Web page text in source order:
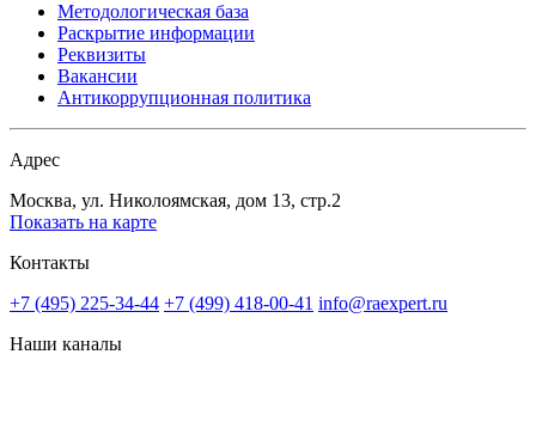
Методологическая база
Раскрытие информации
Реквизиты
Вакансии
Антикоррупционная политика
Адрес
Москва, ул. Николоямская, дом 13, стр.2
Показать на карте
Контакты
+7 (495) 225-34-44 +7 (499) 418-00-41 info@raexpert.ru
Наши каналы